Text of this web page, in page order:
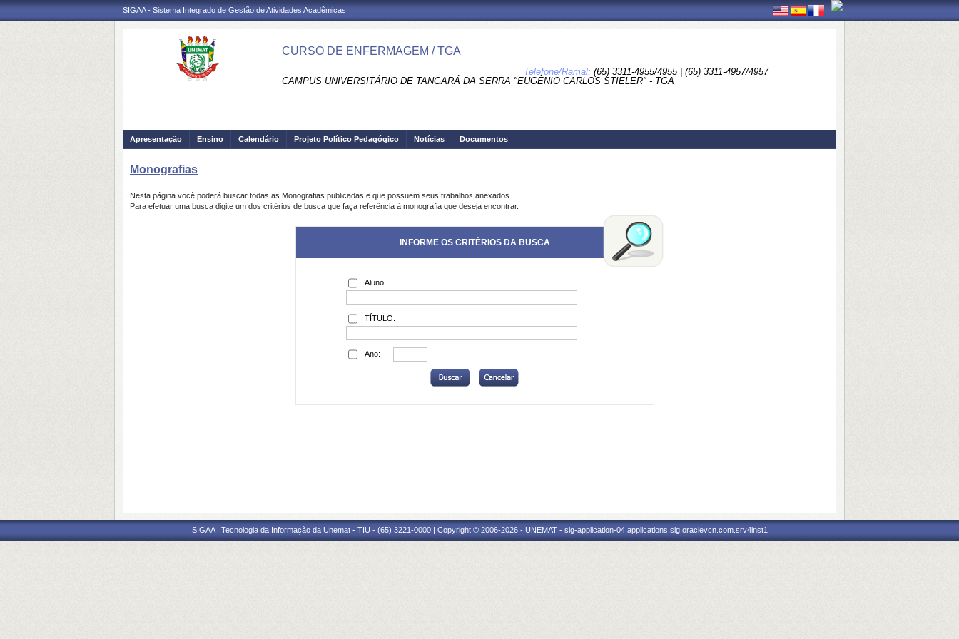
SIGAA - Sistema Integrado de Gestão de Atividades Acadêmicas
CURSO DE ENFERMAGEM / TGA
CAMPUS UNIVERSITÁRIO DE TANGARÁ DA SERRA "EUGÊNIO CARLOS STIELER" - TGA
Telefone/Ramal: (65) 3311-4955/4955 | (65) 3311-4957/4957
Apresentação Ensino Calendário Projeto Político Pedagógico Notícias Documentos
Monografias
Nesta página você poderá buscar todas as Monografias publicadas e que possuem seus trabalhos anexados.
Para efetuar uma busca digite um dos critérios de busca que faça referência à monografia que deseja encontrar.
INFORME OS CRITÉRIOS DA BUSCA
Aluno:
TÍTULO:
Ano:
SIGAA | Tecnologia da Informação da Unemat - TIU - (65) 3221-0000 | Copyright © 2006-2026 - UNEMAT - sig-application-04.applications.sig.oraclevcn.com.srv4inst1